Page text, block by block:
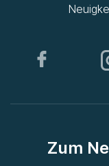
Zum